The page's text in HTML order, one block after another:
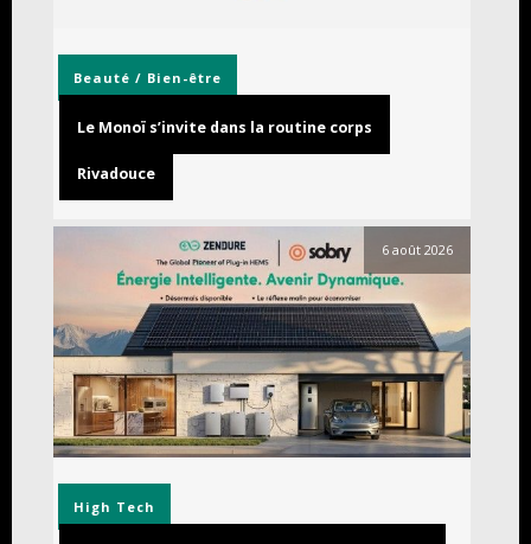
Beauté / Bien-être
Le Monoï s’invite dans la routine corps
Rivadouce
6 août 2026
High Tech